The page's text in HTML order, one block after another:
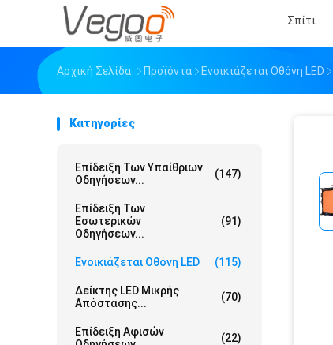
Σπίτι
Αρχική Σελίδα Προϊόντα Ενοικιάζεται Οθόνη LED
Κατηγορίες
Επίδειξη Των Υπαίθριων
Οδηγήσεων...
(147)
Επίδειξη Των
Εσωτερικών
Οδηγήσεων...
(91)
Ενοικιάζεται Οθόνη LED (115)
Δείκτης LED Μικρής
Απόστασης...
(70)
Επίδειξη Αφισών
(22)